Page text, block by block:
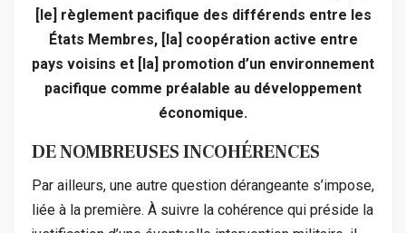
[le] règlement pacifique des différends entre les
États Membres, [la] coopération active entre
pays voisins et [la] promotion d’un environnement
pacifique comme préalable au développement
économique.
DE NOMBREUSES INCOHÉRENCES
Par ailleurs, une autre question dérangeante s’impose,
liée à la première. À suivre la cohérence qui préside la